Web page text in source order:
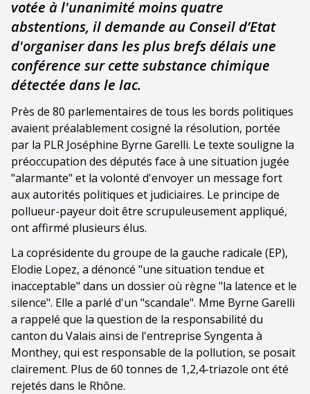
votée à l'unanimité moins quatre
abstentions, il demande au Conseil d’Etat
d'organiser dans les plus brefs délais une
conférence sur cette substance chimique
détectée dans le lac.
Près de 80 parlementaires de tous les bords politiques
avaient préalablement cosigné la résolution, portée
par la PLR Joséphine Byrne Garelli. Le texte souligne la
préoccupation des députés face à une situation jugée
"alarmante" et la volonté d'envoyer un message fort
aux autorités politiques et judiciaires. Le principe de
pollueur-payeur doit être scrupuleusement appliqué,
ont affirmé plusieurs élus.
La coprésidente du groupe de la gauche radicale (EP),
Elodie Lopez, a dénoncé "une situation tendue et
inacceptable" dans un dossier où règne "la latence et le
silence". Elle a parlé d'un "scandale". Mme Byrne Garelli
a rappelé que la question de la responsabilité du
canton du Valais ainsi de l'entreprise Syngenta à
Monthey, qui est responsable de la pollution, se posait
clairement. Plus de 60 tonnes de 1,2,4-triazole ont été
rejetés dans le Rhône.